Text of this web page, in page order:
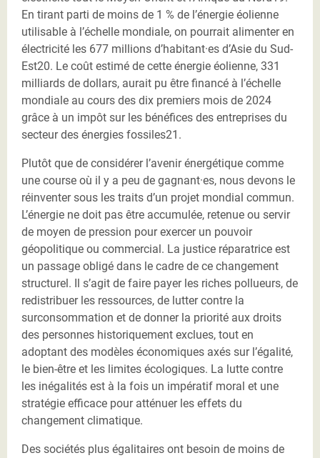
En tirant parti de moins de 1 % de l’énergie éolienne
utilisable à l’échelle mondiale, on pourrait alimenter en
électricité les 677 millions d’habitant·es d’Asie du Sud-
Est20. Le coût estimé de cette énergie éolienne, 331
milliards de dollars, aurait pu être financé à l’échelle
mondiale au cours des dix premiers mois de 2024
grâce à un impôt sur les bénéfices des entreprises du
secteur des énergies fossiles21.
Plutôt que de considérer l’avenir énergétique comme
une course où il y a peu de gagnant·es, nous devons le
réinventer sous les traits d’un projet mondial commun.
L’énergie ne doit pas être accumulée, retenue ou servir
de moyen de pression pour exercer un pouvoir
géopolitique ou commercial. La justice réparatrice est
un passage obligé dans le cadre de ce changement
structurel. Il s’agit de faire payer les riches pollueurs, de
redistribuer les ressources, de lutter contre la
surconsommation et de donner la priorité aux droits
des personnes historiquement exclues, tout en
adoptant des modèles économiques axés sur l’égalité,
le bien-être et les limites écologiques. La lutte contre
les inégalités est à la fois un impératif moral et une
stratégie efficace pour atténuer les effets du
changement climatique.
Des sociétés plus égalitaires ont besoin de moins de